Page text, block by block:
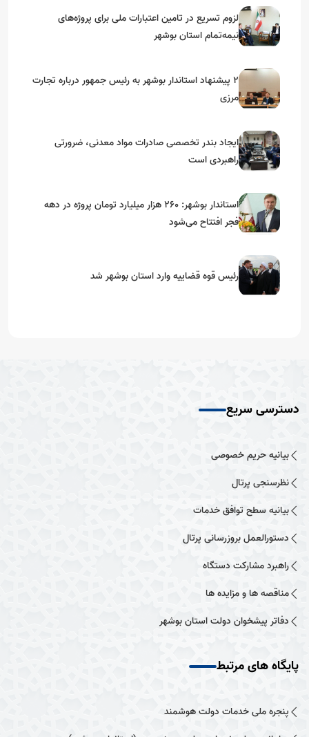
لزوم تسریع در تامین اعتبارات ملی برای پروژه‌های
نیمه‌تمام استان بوشهر
۲ پیشنهاد استاندار بوشهر به رئیس جمهور درباره تجارت
مرزی
ایجاد بندر تخصصی صادرات مواد معدنی، ضرورتی
راهبردی است
استاندار بوشهر: ۲۶۰ هزار میلیارد تومان پروژه در دهه
فجر افتتاح می‌شود
رئیس قوه قضاییه وارد استان بوشهر شد
دسترسی سریع
بیانیه حریم خصوصی
نظرسنجی پرتال
بیانیه سطح توافق خدمات
دستورالعمل بروزرسانی پرتال
راهبرد مشارکت دستگاه
مناقصه ها و مزایده ها
دفاتر پیشخوان دولت استان بوشهر
پایگاه های مرتبط
پنجره ملی خدمات دولت هوشمند